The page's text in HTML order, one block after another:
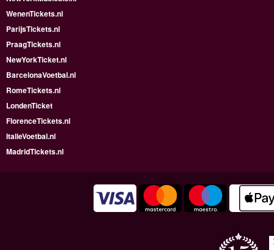
WenenTickets.nl
ParijsTickets.nl
PraagTickets.nl
NewYorkTicket.nl
BarcelonaVoetbal.nl
RomeTickets.nl
LondenTicket
FlorenceTickets.nl
ItalieVoetbal.nl
MadridTickets.nl